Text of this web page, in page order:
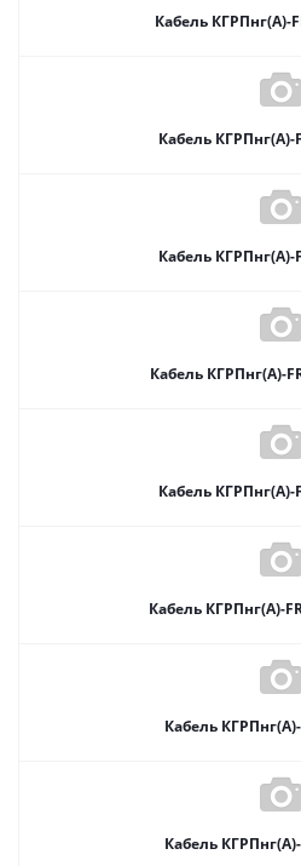
Кабель КГРПнг(А)-
Кабель КГРПнг(А)-
Кабель КГРПнг(А)-
Кабель КГРПнг(А)-
Кабель КГРПнг(А)-
Кабель КГРПнг(А)-
Кабель КГРПнг(А)-
Кабель КГРПнг(А)-